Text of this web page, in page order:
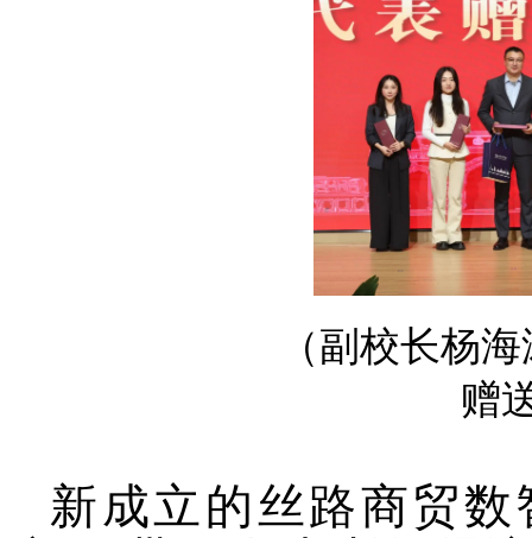
（副校长杨
赠
新成立的丝路商贸数